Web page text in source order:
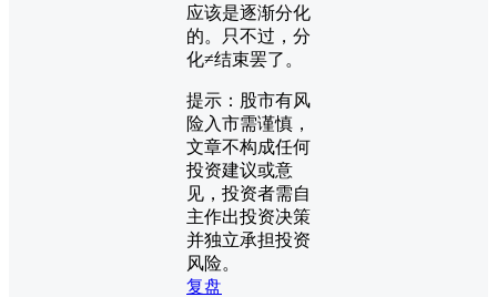
应该是逐渐分化
的。只不过，分
化≠结束罢了。
提示：股市有风
险入市需谨慎，
文章不构成任何
投资建议或意
见，投资者需自
主作出投资决策
并独立承担投资
风险。
复盘